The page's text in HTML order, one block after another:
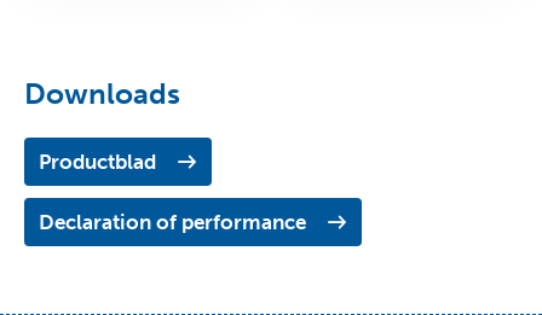
Downloads
Productblad
Declaration of performance